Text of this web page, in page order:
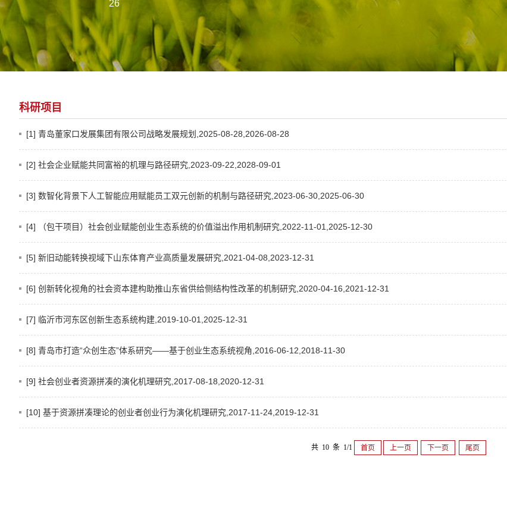
26
科研项目
[1] 青岛董家口发展集团有限公司战略发展规划,2025-08-28,2026-08-28
[2] 社会企业赋能共同富裕的机理与路径研究,2023-09-22,2028-09-01
[3] 数智化背景下人工智能应用赋能员工双元创新的机制与路径研究,2023-06-30,2025-06-30
[4] （包干项目）社会创业赋能创业生态系统的价值溢出作用机制研究,2022-11-01,2025-12-30
[5] 新旧动能转换视域下山东体育产业高质量发展研究,2021-04-08,2023-12-31
[6] 创新转化视角的社会资本建构助推山东省供给侧结构性改革的机制研究,2020-04-16,2021-12-31
[7] 临沂市河东区创新生态系统构建,2019-10-01,2025-12-31
[8] 青岛市打造“众创生态”体系研究——基于创业生态系统视角,2016-06-12,2018-11-30
[9] 社会创业者资源拼凑的演化机理研究,2017-08-18,2020-12-31
[10] 基于资源拼凑理论的创业者创业行为演化机理研究,2017-11-24,2019-12-31
共 10 条 1/1 首页 上一页 下一页 尾页